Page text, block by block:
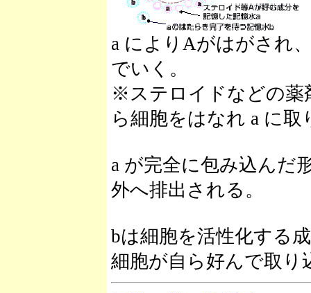
a によりAがはがされ
でいく。
※ステロイドなどの薬
ら細胞をはなれ a に
a が完全に包み込んだ
外へ排出される。
bは細胞を活性化する
細胞が自ら好んで取り